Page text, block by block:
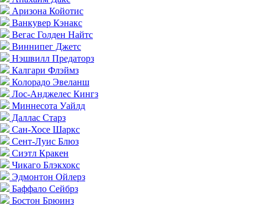
Аризона Койотис
Ванкувер Кэнакс
Вегас Голден Найтс
Виннипег Джетс
Нэшвилл Предаторз
Калгари Флэймз
Колорадо Эвеланш
Лос-Анджелес Кингз
Миннесота Уайлд
Даллас Старз
Сан-Хосе Шаркс
Сент-Луис Блюз
Сиэтл Кракен
Чикаго Блэкхокс
Эдмонтон Ойлерз
Баффало Сейбрз
Бостон Брюинз